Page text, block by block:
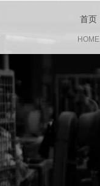
首页
HOME